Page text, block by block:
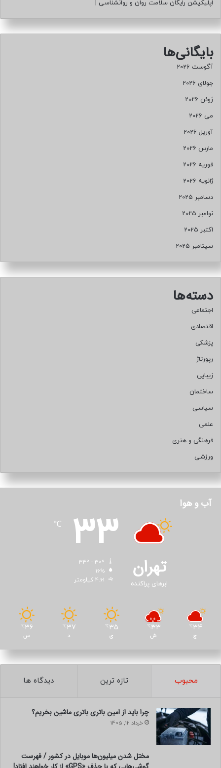
اپلیکیشن رایگان سلامت روان و روانشناسی
بایگانی‌ها
آگوست 2026
جولای 2026
ژوئن 2026
می 2026
آوریل 2026
مارس 2026
فوریه 2026
ژانویه 2026
دسامبر 2025
نوامبر 2025
اکتبر 2025
سپتامبر 2025
دسته‌ها
اجتماعی
اقتصادی
پزشکی
رپورتاژ
زیبایی
ساختمان
سیاسی
علمی
فرهنگی و هنری
ورزشی
آب و هوا
تهران
ابرهای پراکنده
33
℃
16%
4.61 کیلومتر
34
℃
ج
33
℃
ش
35
℃
ی
37
℃
د
36
℃
س
محبوب تازه ترین دیدگاه ها
چرا باید از امین باتری باتری ماشین بخریم؟
خرداد 12, 1405
مختل شدن میلیون‌ها موبایل در کشور / فهرست